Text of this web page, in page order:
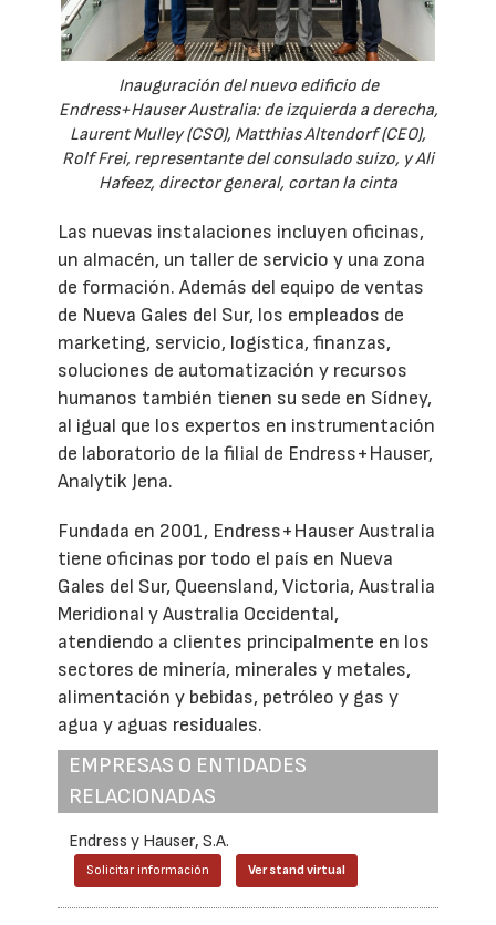
Inauguración del nuevo edificio de
Endress+Hauser Australia: de izquierda a derecha,
Laurent Mulley (CSO), Matthias Altendorf (CEO),
Rolf Frei, representante del consulado suizo, y Ali
Hafeez, director general, cortan la cinta
Las nuevas instalaciones incluyen oficinas,
un almacén, un taller de servicio y una zona
de formación. Además del equipo de ventas
de Nueva Gales del Sur, los empleados de
marketing, servicio, logística, finanzas,
soluciones de automatización y recursos
humanos también tienen su sede en Sídney,
al igual que los expertos en instrumentación
de laboratorio de la filial de Endress+Hauser,
Analytik Jena.
Fundada en 2001, Endress+Hauser Australia
tiene oficinas por todo el país en Nueva
Gales del Sur, Queensland, Victoria, Australia
Meridional y Australia Occidental,
atendiendo a clientes principalmente en los
sectores de minería, minerales y metales,
alimentación y bebidas, petróleo y gas y
agua y aguas residuales.
EMPRESAS O ENTIDADES
RELACIONADAS
Endress y Hauser, S.A.
Solicitar información Ver stand virtual